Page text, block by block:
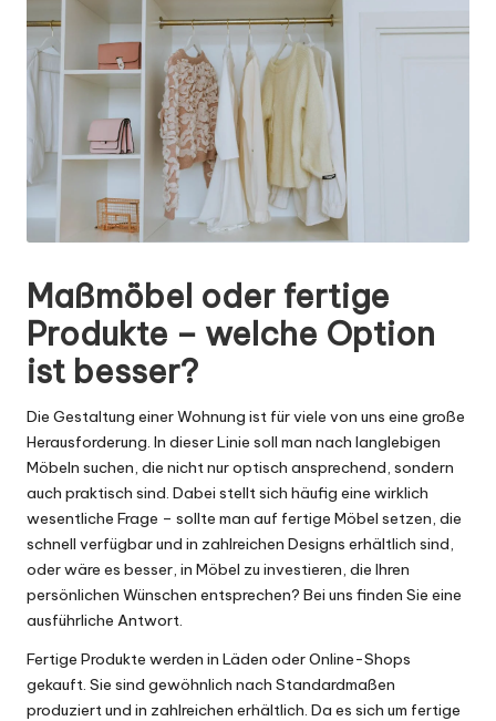
e
r
H
o
ri
z
o
n
t
a
l
Maßmöbel oder fertige
Produkte – welche Option
ist besser?
Die Gestaltung einer Wohnung ist für viele von uns eine große
Herausforderung. In dieser Linie soll man nach langlebigen
Möbeln suchen, die nicht nur optisch ansprechend, sondern
auch praktisch sind. Dabei stellt sich häufig eine wirklich
wesentliche Frage – sollte man auf fertige Möbel setzen, die
schnell verfügbar und in zahlreichen Designs erhältlich sind,
oder wäre es besser, in Möbel zu investieren, die Ihren
persönlichen Wünschen entsprechen? Bei uns finden Sie eine
ausführliche Antwort.
Fertige Produkte werden in Läden oder Online-Shops
gekauft. Sie sind gewöhnlich nach Standardmaßen
produziert und in zahlreichen erhältlich. Da es sich um fertige